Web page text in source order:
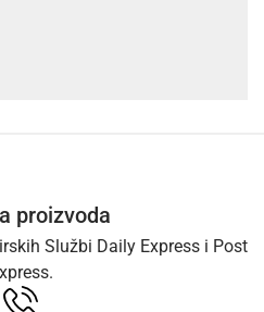
proizvoda
Službi Daily Express i Post